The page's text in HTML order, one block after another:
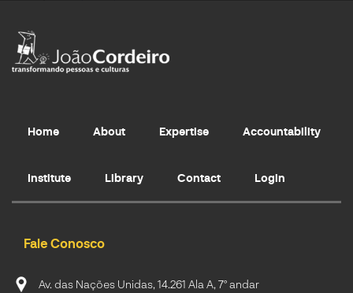
Home About Expertise Accountability
Institute Library Contact Login
Fale Conosco
Av. das Nações Unidas, 14.261 Ala A, 7º andar